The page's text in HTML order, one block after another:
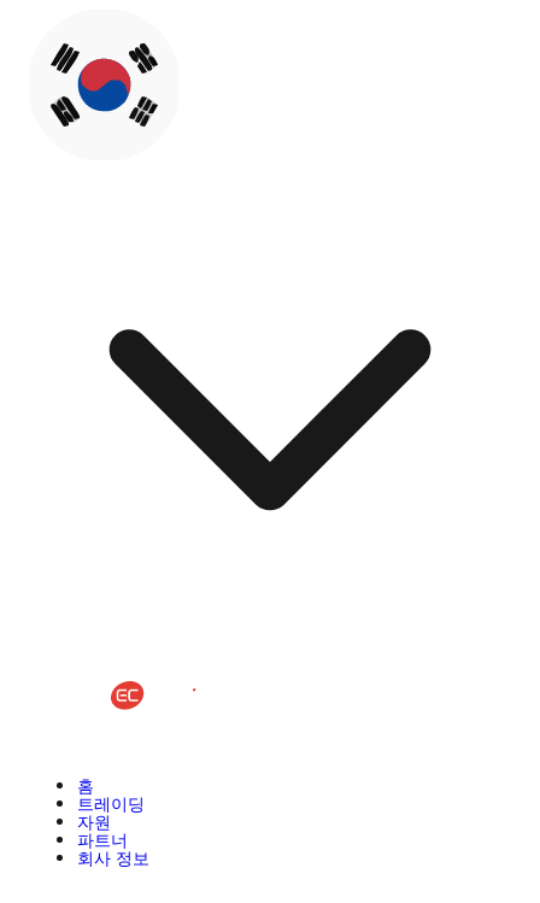
홈
트레이딩
자원
파트너
회사 정보